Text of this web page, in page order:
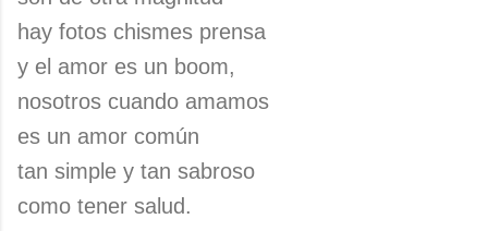
hay fotos chismes prensa
y el amor es un boom,
nosotros cuando amamos
es un amor común
tan simple y tan sabroso
como tener salud.